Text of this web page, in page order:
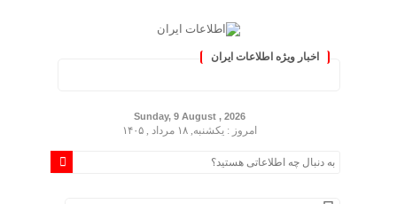
اخبار ویژه اطلاعات ایران
Sunday, 9 August , 2026
امروز : یکشنبه, ۱۸ مرداد , ۱۴۰۵